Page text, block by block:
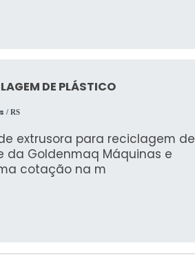
DE PLÁSTICO
/ RS
extrusora para reciclagem de
da Goldenmaq Máquinas e
cotação na m